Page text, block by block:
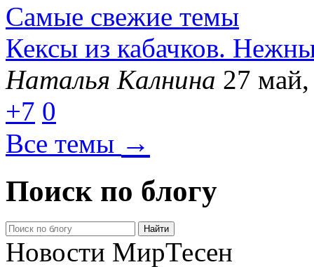
Самые свежие темы
Кексы из кабачков.
Наталья Калнина 27
+7 0
Все темы →
Поиск по блогу
Новости МирТесен